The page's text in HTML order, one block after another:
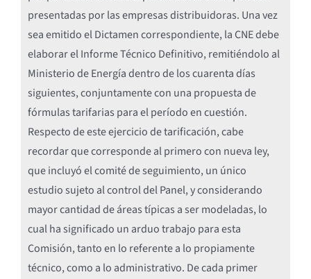
presentadas por las empresas distribuidoras. Una vez
sea emitido el Dictamen correspondiente, la CNE debe
elaborar el Informe Técnico Definitivo, remitiéndolo al
Ministerio de Energía dentro de los cuarenta días
siguientes, conjuntamente con una propuesta de
fórmulas tarifarias para el período en cuestión.
Respecto de este ejercicio de tarificación, cabe
recordar que corresponde al primero con nueva ley,
que incluyó el comité de seguimiento, un único
estudio sujeto al control del Panel, y considerando
mayor cantidad de áreas típicas a ser modeladas, lo
cual ha significado un arduo trabajo para esta
Comisión, tanto en lo referente a lo propiamente
técnico, como a lo administrativo. De cada primer